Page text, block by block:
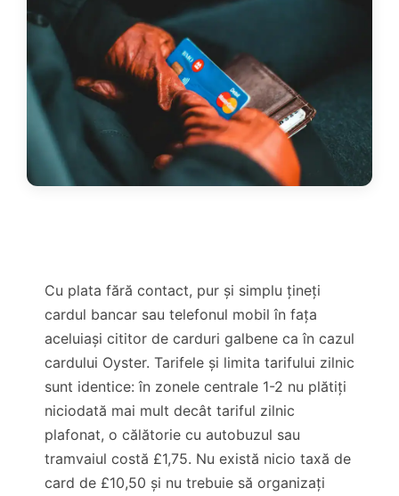
Cu plata fără contact, pur și simplu țineți
cardul bancar sau telefonul mobil în fața
aceluiași cititor de carduri galbene ca în cazul
cardului Oyster. Tarifele și limita tarifului zilnic
sunt identice: în zonele centrale 1-2 nu plătiți
niciodată mai mult decât tariful zilnic
plafonat, o călătorie cu autobuzul sau
tramvaiul costă £1,75. Nu există nicio taxă de
card de £10,50 și nu trebuie să organizați